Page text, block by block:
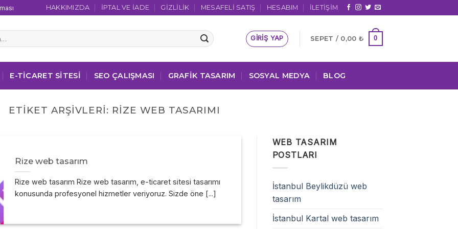
HAKKIMIZDA İPTAL VE İADE GIZLILIK MESAFELI SATIŞ HESABIM İLETIŞIM
GIRIŞ YAP SEPET / 0,00 ₺ 0
E-TICARET SITESI SEO ÇALIŞMASI GRAFIK TASARIM SOSYAL MEDYA BLOG
ETIKET ARŞIVLERI: RIZE WEB TASARIMI
Rize web tasarım
Rize web tasarım Rize web tasarım, e-ticaret sitesi tasarımı
konusunda profesyonel hizmetler veriyoruz. Sizde öne [...]
WEB TASARIM
POSTLARI
İstanbul Beylikdüzü web
tasarım
İstanbul Kartal web tasarım